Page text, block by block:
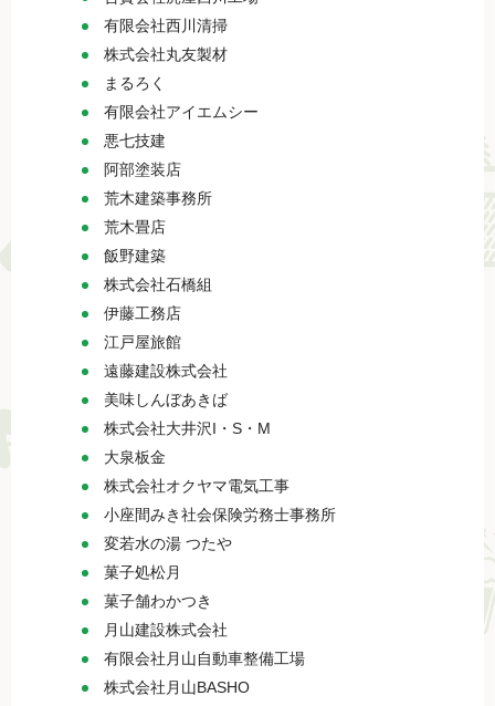
有限会社西川清掃
株式会社丸友製材
まるろく
有限会社アイエムシー
悪七技建
阿部塗装店
荒木建築事務所
荒木畳店
飯野建築
株式会社石橋組
伊藤工務店
江戸屋旅館
遠藤建設株式会社
美味しんぼあきば
株式会社大井沢I・S・M
大泉板金
株式会社オクヤマ電気工事
小座間みき社会保険労務士事務所
変若水の湯 つたや
菓子処松月
菓子舗わかつき
月山建設株式会社
有限会社月山自動車整備工場
株式会社月山BASHO